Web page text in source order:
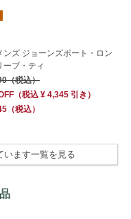
ンズ ジョーンズポート・ロン
ーブ・ティ
（税込）
（税込 ¥ 4,345 引き）
（税込）
います一覧を見る